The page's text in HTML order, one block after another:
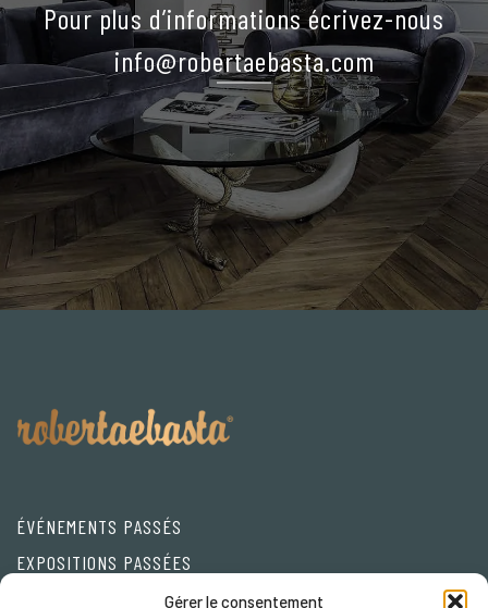
Gérer le consentement
Pour plus d’informations écrivez-nous
info@robertaebasta.com
ÉVÉNEMENTS PASSÉS
EXPOSITIONS PASSÉES